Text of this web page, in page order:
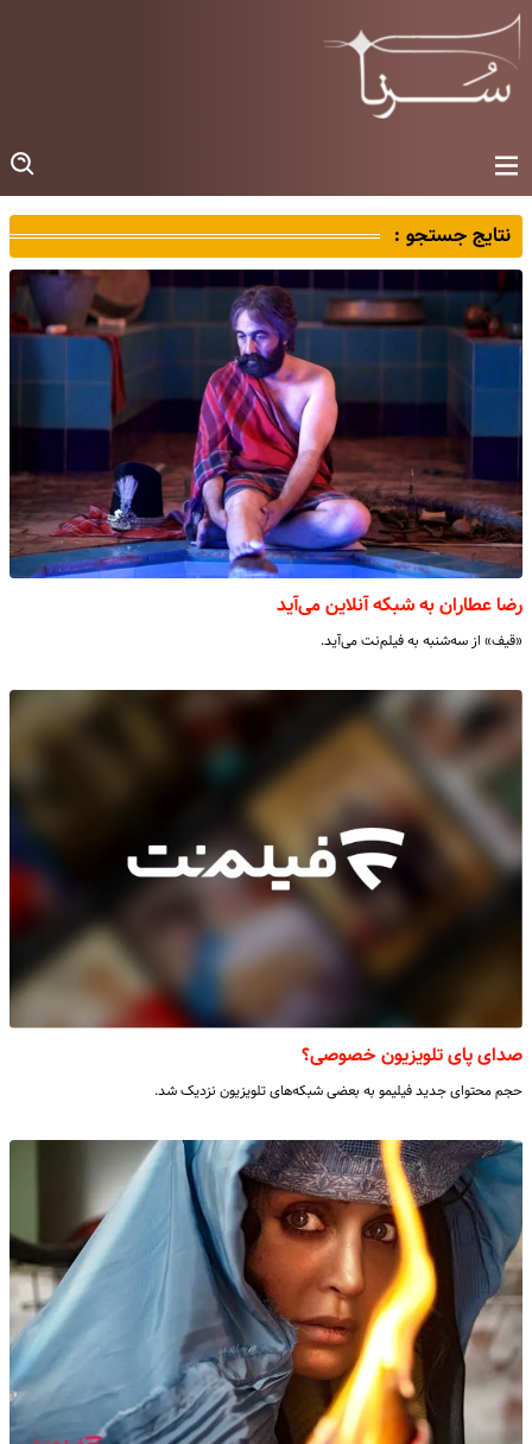
نتایج جستجو :
رضا عطاران به شبکه آنلاین می‌آید
«قیف» از سه‌شنبه به فیلم‌نت می‌آید.
صدای پای تلویزیون خصوصی؟
حجم محتوای جدید فیلیمو به بعضی شبکه‌های تلویزیون نزدیک شد.